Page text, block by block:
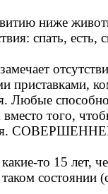
ниже
спать, есть,
приставками,
Любые
того,
. СОВЕРШЕННЕЕ,
то 15 лет,
состоянии